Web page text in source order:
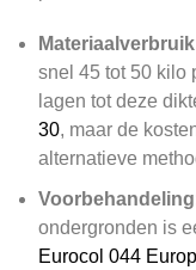
snel 45 tot 50 kilo
lagen tot deze
30, maar de
alternatieve
ondergronden is
Eurocol 044